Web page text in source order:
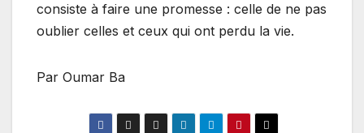
consiste à faire une promesse : celle de ne pas
oublier celles et ceux qui ont perdu la vie.
Par Oumar Ba